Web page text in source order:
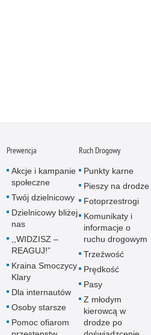
Prewencja
Akcje i kampanie
społeczne
Twój dzielnicowy
Dzielnicowy bliżej
nas
,,WIDZISZ –
REAGUJ!”
Kraina Smoczycy
Klary
Dla internautów
Osoby starsze
Pomoc ofiarom
Ruch Drogowy
Punkty karne
Pieszy na drodze
Fotoprzestrogi
Komunikaty i
informacje o
ruchu drogowym
Trzeźwość
Prędkość
Pasy
Z młodym
kierowcą w
drodze po